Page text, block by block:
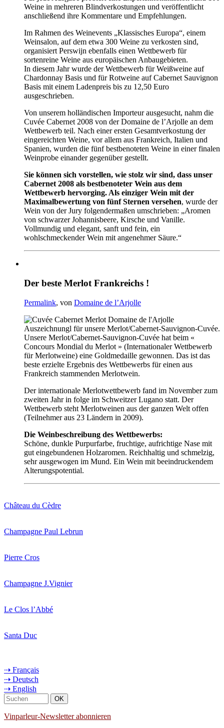
Weine in mehreren Blindverkostungen und veröffentlicht
anschließend ihre Kommentare und Empfehlungen.
Im Rahmen des Weinevents „Klassisches Europa“, einem
Weinsalon, auf dem etwa 300 Weine zu verkosten sind,
organisiert Perswijn ebenfalls einen Wettbewerb für
sortenreine Weine aus europäischen Anbaugebieten.
In diesem Jahr wurde der Wettbewerb für Weißweine auf
Chardonnay Basis und für Rotweine auf Cabernet Sauvignon
Basis mit einem Ladenpreis bis zu 12,50 Euro
ausgeschrieben.
Von unserem holländischen Importeur ausgesucht, nahm die
Cuvée Cabernet 2008 von der Domaine de l’Arjolle an dem
Wettbewerb teil. Nach einer ersten Gesamtverkostung der
eingereichten Weine, vor allem aus Frankreich, Italien und
Spanien, wurden die fünf bestbenoteten Weine in einer finalen
Weinprobe einander gegenüber gestellt.
Sie können sich vorstellen, wie stolz wir sind, dass unser
Cabernet 2008 als bestbenoteter Wein aus dem
Wettbewerb hervorging. Als einziger Wein mit der
Maximalbewertung von fünf Sternen versehen, wurde der
Wein von der Jury folgendermaßen umschrieben: „Aromen
von schwarzer Johannisbeere, Kirsche und Vanille.
Vollmundig und elegant, sanft und fein, ein
wohlschmeckender Wein mit angenehmer Säure.“
Der beste Merlot Frankreichs !
Permalink, von Domaine de l’Arjolle
Auszeichnungl für unsere Merlot/Cabernet-Sauvignon-Cuvée.
Unsere Merlot/Cabernet-Sauvignon-Cuvée hat beim «
Concours Mondial du Merlot » (Internationaler Wettbewerb
für Merlotweine) eine Goldmedaille gewonnen. Das ist das
beste erzielte Ergebnis des Wettbewerbs für einen aus
Frankreich stammenden Merlotwein.
Der internationale Merlotwettbewerb fand im November zum
zweiten Jahr in folge im Schweitzer Lugano statt. Der
Wettbewerb steht Merlotweinen aus der ganzen Welt offen
(Teilnehmer aus 23 Ländern in 2009).
Die Weinbeschreibung des Wettbewerbs:
Schöne, dunkle Purpurfarbe, fruchtige, aufrichtige Nase mit
gut eingebundenen Holzaromen. Reichhaltig und schmelzig,
sehr ausgewogen im Mund. Ein Wein mit beeindruckendem
Alterungspotential.
Château du Cèdre
Champagne Paul Lebrun
Pierre Cros
Champagne J.Vignier
Le Clos l’Abbé
Santa Duc
⇢ Français
⇢ Deutsch
⇢ English
Vinparleur-Newsletter abonnieren